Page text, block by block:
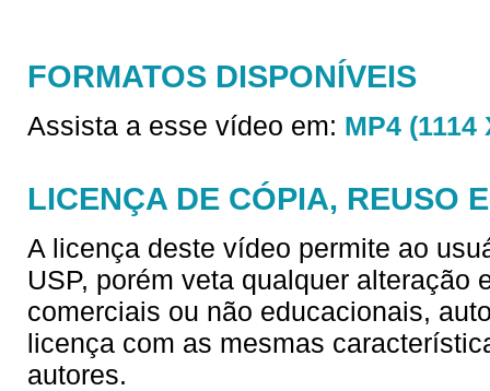
FORMATOS DISPONÍVEIS
Assista a esse vídeo em: MP4 (1114
LICENÇA DE CÓPIA, REUSO
A licença deste vídeo permite ao
USP, porém veta qualquer alteração
comerciais ou não educacionais,
licença com as mesmas
autores.